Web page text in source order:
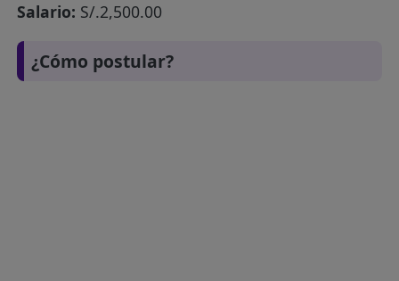
Salario: S/.2,500.00
¿Cómo postular?